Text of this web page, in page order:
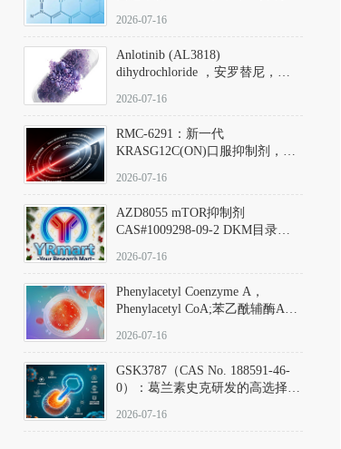
D808567) - DKM活性分子
2026-07-16
Anlotinib (AL3818)
dihydrochloride ，安罗替尼，
Hydrochloride实验方法步骤SOP
2026-07-16
RMC-6291：新一代
KRASG12C(ON)口服抑制剂，
(Elironrasib)CAS#2641998-63-0
2026-07-16
AZD8055 mTOR抑制剂
CAS#1009298-09-2 DKM目录号
激酶抑制剂的深度剖析
2026-07-16
Phenylacetyl Coenzyme A，
Phenylacetyl CoA;苯乙酰辅酶A
2026-07-16
GSK3787（CAS No. 188591-46-
0）：葛兰素史克研发的高选择
抗剂，被广泛视为研究PPARδ核
2026-07-16